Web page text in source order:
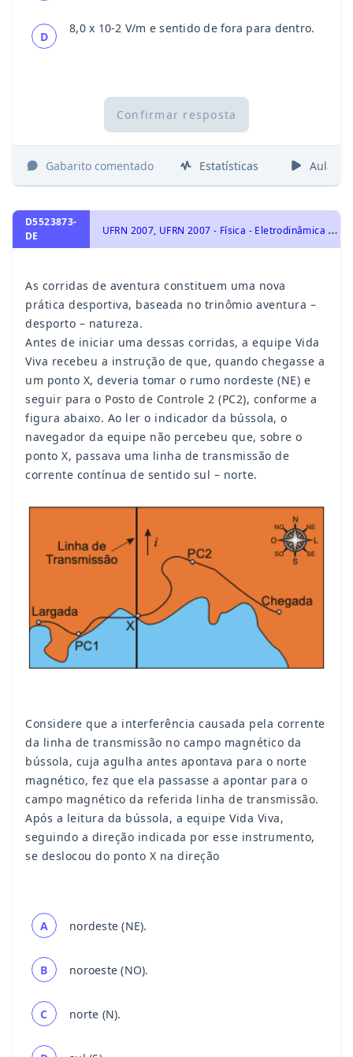
D
8,0 x 10-2 V/m e sentido de fora para dentro.
Confirmar resposta
Gabarito comentado Estatísticas Aulas
D5523873-
DE
U
FRN 2007, UFRN 2007 - Física - Eletrodinâmica - Corrente Elétrica, Campo e Força Magnética, Magnetismo, Eletrostática e Lei de Coulomb. Força Elétrica., Eletricidade
As corridas de aventura constituem uma nova
prática desportiva, baseada no trinômio aventura –
desporto – natureza.
Antes de iniciar uma dessas corridas, a equipe Vida
Viva recebeu a instrução de que, quando chegasse a
um ponto X, deveria tomar o rumo nordeste (NE) e
seguir para o Posto de Controle 2 (PC2), conforme a
figura abaixo. Ao ler o indicador da bússola, o
navegador da equipe não percebeu que, sobre o
ponto X, passava uma linha de transmissão de
corrente contínua de sentido sul – norte.
Considere que a interferência causada pela corrente
da linha de transmissão no campo magnético da
bússola, cuja agulha antes apontava para o norte
magnético, fez que ela passasse a apontar para o
campo magnético da referida linha de transmissão.
Após a leitura da bússola, a equipe Vida Viva,
seguindo a direção indicada por esse instrumento,
se deslocou do ponto X na direção
A nordeste (NE).
B noroeste (NO).
C norte (N).